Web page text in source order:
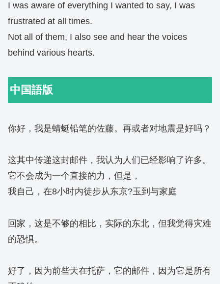
I was aware of everything I wanted to say, I was
frustrated at all times.
Not all of them, I also see and hear the voices
behind various hearts.
中国語版
你好，我是蜻蜓铅笔的佐藤。再或者对地震是好吗？
这其中传递这封邮件，我认为人们已经影响了许多。
它不会成为一个直接的力，但是，
我自己，在8小时内徒步从东京?玉到与家庭
回家，这是不够的相比，实际的东北，但我觉得灾难
的恐惧。
好了，因为前些天在托萨，它的邮件，因为它是所有